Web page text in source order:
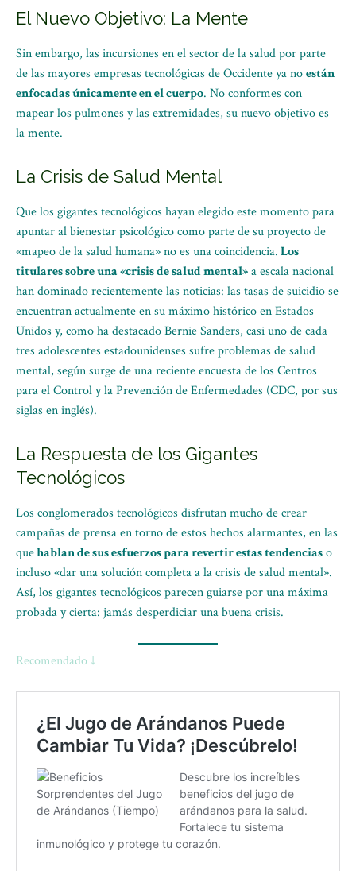
El Nuevo Objetivo: La Mente
Sin embargo, las incursiones en el sector de la salud por parte
de las mayores empresas tecnológicas de Occidente ya noestán
enfocadas únicamente en el cuerpo. No conformes con
mapear los pulmones y las extremidades, su nuevo objetivo es
la mente.
La Crisis de Salud Mental
Que los gigantes tecnológicos hayan elegido este momento para
apuntar al bienestar psicológico como parte de su proyecto de
«mapeo de la salud humana» no es una coincidencia.Los
titulares sobre una «crisis de salud mental»a escala nacional
han dominado recientemente las noticias: las tasas de suicidio se
encuentran actualmente en su máximo histórico en Estados
Unidos y, como ha destacado Bernie Sanders, casi uno de cada
tres adolescentes estadounidenses sufre problemas de salud
mental, según surge de una reciente encuesta de los Centros
para el Control y la Prevención de Enfermedades (CDC, por sus
siglas en inglés).
La Respuesta de los Gigantes
Tecnológicos
Los conglomerados tecnológicos disfrutan mucho de crear
campañas de prensa en torno de estos hechos alarmantes, en las
quehablan de sus esfuerzos para revertir estas tendenciaso
incluso «dar una solución completa a la crisis de salud mental».
Así, los gigantes tecnológicos parecen guiarse por una máxima
probada y cierta: jamás desperdiciar una buena crisis.
Recomendado ↓